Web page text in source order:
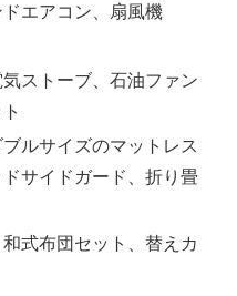
エアコン、扇風機
ストーブ、石油ファン
ルサイズのマットレス
サイドガード、折り畳
式布団セット、替えカ